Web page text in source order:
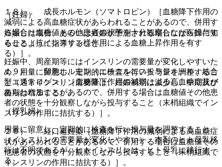
（妊婦）
妊娠した場合、あるいは妊娠が予測される場合には医師に知
らせるように指導すること。
妊娠中、周産期等にはインスリンの需要量が変化しやすいた
め、用量に留意し、定期的に検査を行い投与量を調整するこ
と（通常インスリン需要量は、妊娠初期は減少し、中期及び
後期は増加する）。
（授乳婦）
用量に留意し、定期的に検査を行い投与量を調整すること
（インスリンの需要量が変化しやすい）、本剤のヒト母乳移
行は不明であるが、ヒトインスリンは、ヒト母乳に移行す
る。
１８）． 成長ホルモン（ソマトロピン）［血糖降下作用の
減弱による高血糖症状があらわれることがあるので、併用す
る場合は血糖値その他患者の状態を十分観察しながら投与す
ること（抗インスリン様作用による血糖上昇作用を有す
る）］。
１９）． 卵胞ホルモン（エチニルエストラジオール、結合
型エストロゲン）［血糖降下作用の減弱による高血糖症状が
あらわれることがあるので、併用する場合は血糖値その他患
者の状態を十分観察しながら投与すること（末梢組織でイン
スリンの作用に拮抗する）］。
２０）． 経口避妊薬［血糖降下作用の減弱による高血糖症
状があらわれることがあるので、併用する場合は血糖値その
他患者の状態を十分観察しながら投与すること（末梢組織で
インスリンの作用に拮抗する）］。